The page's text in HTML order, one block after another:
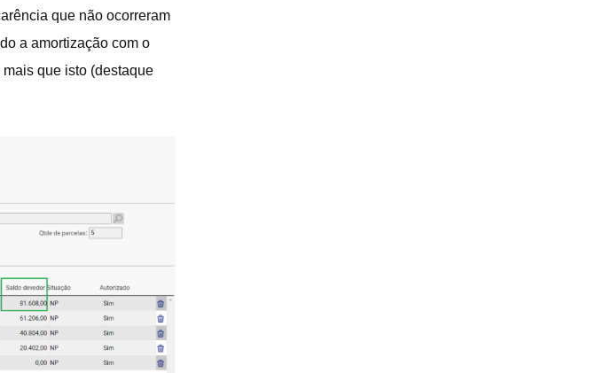
que não ocorreram
a amortização com o
que isto (destaque